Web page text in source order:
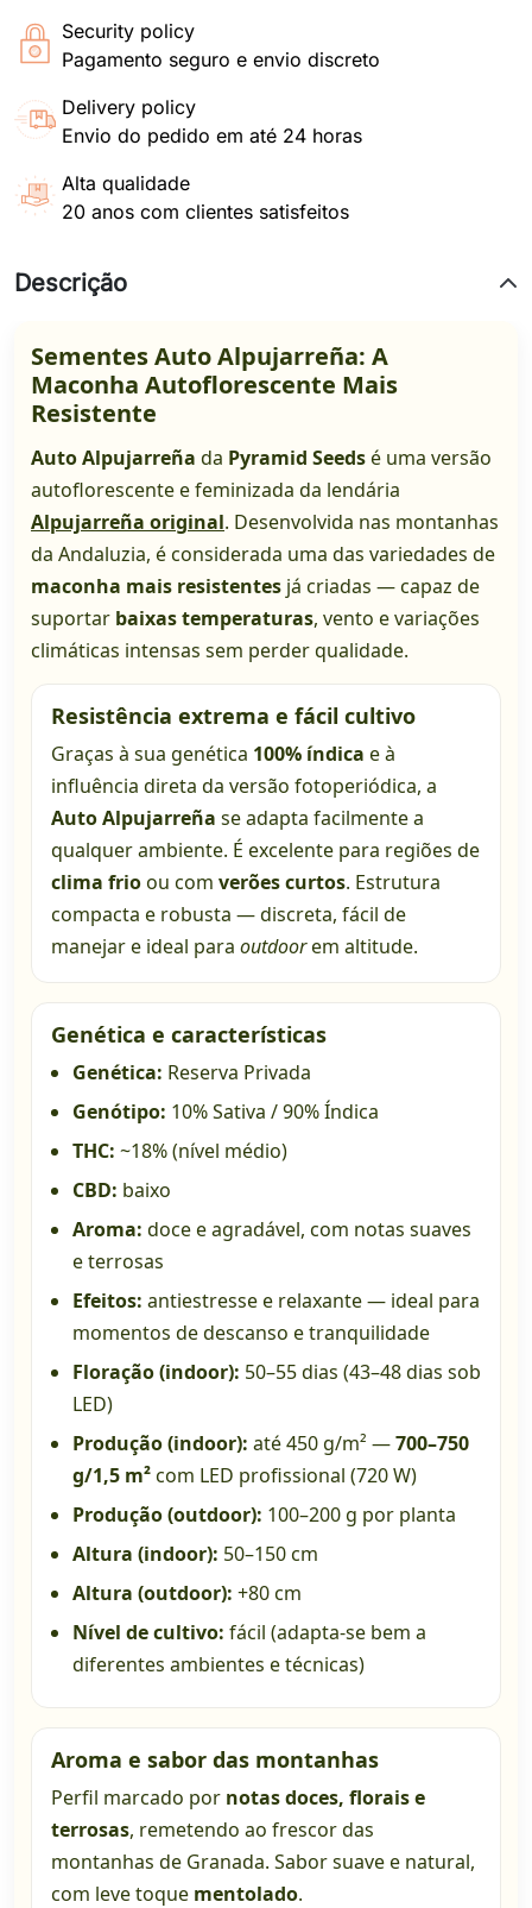
Security policy
Pagamento seguro e envio discreto
Delivery policy
Envio do pedido em até 24 horas
Alta qualidade
20 anos com clientes satisfeitos
Descrição
Sementes Auto Alpujarreña: A
Maconha Autoflorescente Mais
Resistente
Auto Alpujarreña da Pyramid Seedsé uma versão
autoflorescente e feminizada da lendária
Alpujarreña original. Desenvolvida nas montanhas
da Andaluzia, é considerada uma das variedades de
maconha mais resistentes já criadas — capaz de
suportar baixas temperaturas, vento e variações
climáticas intensas sem perder qualidade.
Resistência extrema e fácil cultivo
Graças à sua genética 100% índica e à
influência direta da versão fotoperiódica, a
Auto Alpujarreña se adapta facilmente a
qualquer ambiente. É excelente para regiões de
clima frioou com verões curtos. Estrutura
compacta e robusta — discreta, fácil de
manejar e ideal para outdoorem altitude.
Genética e características
Genética: Reserva Privada
Genótipo: 10% Sativa / 90% Índica
THC: ~18% (nível médio)
CBD: baixo
Aroma: doce e agradável, com notas suaves
e terrosas
Efeitos: antiestresse e relaxante — ideal para
momentos de descanso e tranquilidade
Floração (indoor): 50–55 dias (43–48 dias sob
LED)
Produção (indoor): até 450 g/m² —700–750
g/1,5 m²com LED profissional (720 W)
Produção (outdoor): 100–200 g por planta
Altura (indoor): 50–150 cm
Altura (outdoor): +80 cm
Nível de cultivo: fácil (adapta-se bem a
diferentes ambientes e técnicas)
Aroma e sabor das montanhas
Perfil marcado por notas doces, florais e
terrosas, remetendo ao frescor das
montanhas de Granada. Sabor suave e natural,
com leve toque mentolado.